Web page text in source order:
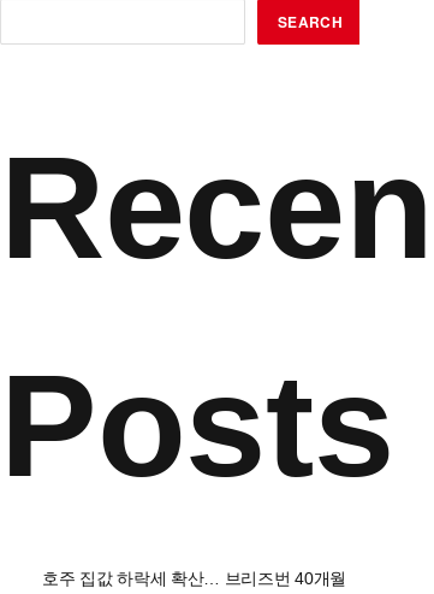
SEARCH
Posts
호주 집값 하락세 확산… 브리즈번 40개월